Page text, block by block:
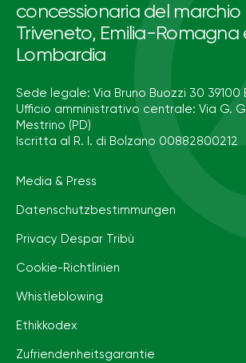
concessionaria del marchio
Triveneto, Emilia-Romagna
Lombardia
Sede legale: Via Bruno Buozzi 30 39100
Ufficio amministrativo centrale: Via G.
Mestrino (PD)
Iscritta al R. I. di Bolzano 00882800212
Media & Press
Datenschutzbestimmungen
Privacy Despar Tribù
Cookie-Richtlinien
Whistleblowing
Ethikkodex
Zufriendenheitsgarantie